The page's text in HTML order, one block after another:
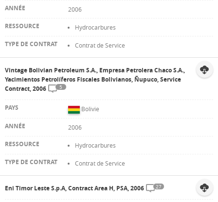
2006
Hydrocarbures
Contrat de Service
Vintage Bolivian Petroleum S.A., Empresa Petrolera Chaco S.A.,
Yacimientos Petrolíferos Fiscales Bolivianos, Ñupuco, Service
Contract, 2006
5
Bolivie
2006
Hydrocarbures
Contrat de Service
Eni Timor Leste S.p.A, Contract Area H, PSA, 2006 27